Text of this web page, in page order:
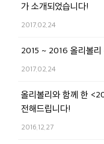
가 소개되었습니다!
2017.02.24
2015 ~ 2016 올리볼리
2017.02.24
올리볼리와 함께 한
전해드립니다!
2016.12.27